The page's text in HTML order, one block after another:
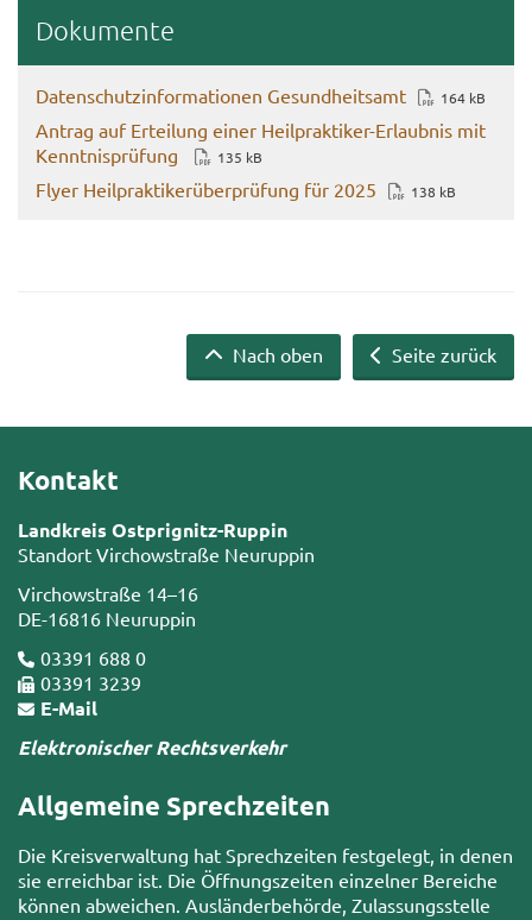
Do­ku­men­te
Da­ten­schutz­in­for­ma­tio­nen Ge­sund­heits­amt 164 kB
An­trag auf Er­tei­lung einer Heilpraktiker-​Erlaubnis mit
Kennt­nis­prü­fung
135 kB
Flyer Heil­prak­ti­ker­über­prü­fung für 2025 138 kB
Seite zurück
Nach oben
Kontakt
Landkreis Ostprignitz-Ruppin
Standort Virchowstraße Neuruppin
Virchowstraße 14–16
DE-16816 Neuruppin
03391 688 0
03391 3239
E-Mail
Elektronischer Rechtsverkehr
Allgemeine Sprechzeiten
Die Kreisverwaltung hat Sprechzeiten festgelegt, in denen
sie erreichbar ist. Die Öffnungszeiten einzelner Bereiche
können abweichen. Ausländerbehörde, Zulassungsstelle